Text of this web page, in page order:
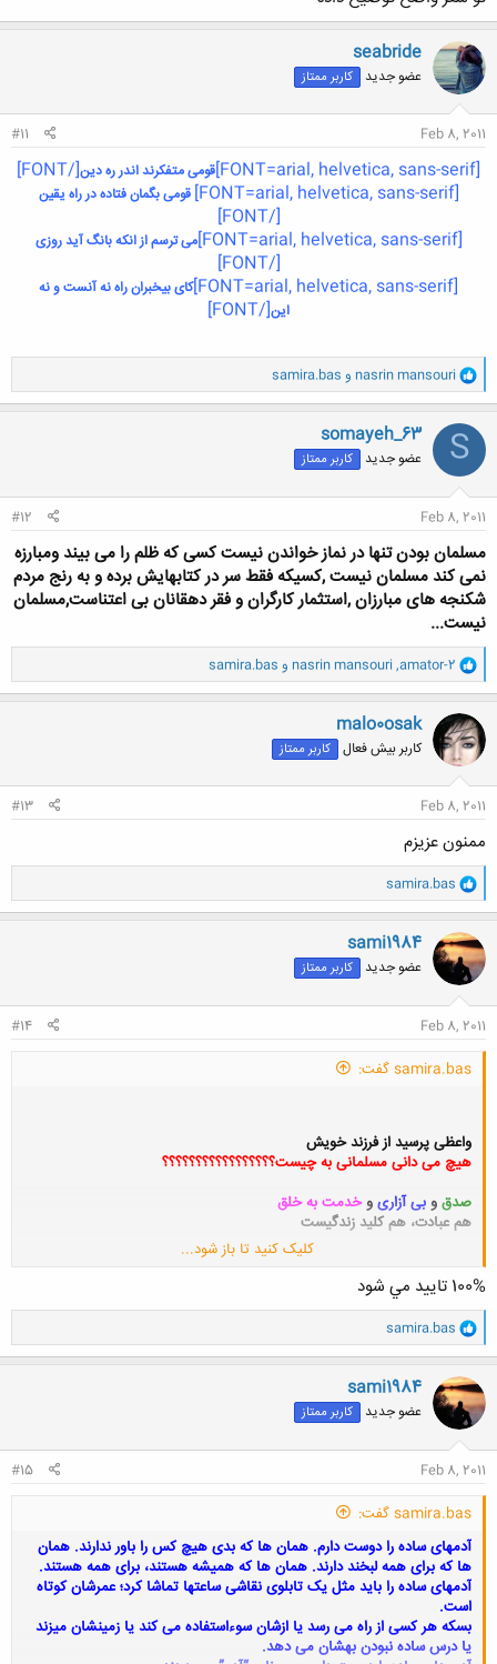
seabride
عضو جدید کاربر ممتاز
Feb 8, 2011
#11
[FONT=arial, helvetica, sans-serif] قومی متفکرند اندر ره دين[/FONT]
[FONT=arial, helvetica, sans-serif]
قومی بگمان فتاده در راه یقین
[/FONT]
[FONT=arial, helvetica, sans-serif]
می ترسم از انکه بانگ آید روزی
[/FONT]
[FONT=arial, helvetica, sans-serif]
کای بیخبران راه نه آنست و نه
این[/FONT]
و
ا
ک
ن
ش
ه
ا
nasrin mansouri و samira.bas
S
somayeh_63
عضو جدید کاربر ممتاز
Feb 8, 2011
#12
مسلمان بودن تنها در نماز خواندن نیست کسی که ظلم را می بیند ومبارزه
نمی کند مسلمان نیست ,کسیکه فقط سر در کتابهایش برده و به رنج مردم
شکنجه های مبارزان ,استثمار کارگران و فقر دهقانان بی اعتناست,مسلمان
نیست...
و
ا
ک
ن
ش
ه
ا
amator-2
,
nasrin mansouri و samira.bas
malo0osak
کاربر بیش فعال کاربر ممتاز
Feb 8, 2011
#13
ممنون عزیزم
و
ا
ک
ن
ش
ه
ا
samira.bas
sami1984
عضو جدید کاربر ممتاز
Feb 8, 2011
#14
samira.bas گفت:
واعظی پرسید از فرزند خویش
هیچ می دانی مسلمانی به چیست؟؟؟؟؟؟؟؟؟؟؟؟؟؟؟؟؟
صدقوبی آزاریوخدمت به خلق
هم عبادت، هم کلید زندگیست
یک مسلمان هست آن هم ارمنیست
کلیک کنید تا باز شود...
100% تاييد مي شود
و
ا
ک
ن
ش
ه
ا
samira.bas
sami1984
عضو جدید کاربر ممتاز
Feb 8, 2011
#15
samira.bas گفت:
آدمهای ساده را دوست دارم. همان ها که بدی هیچ کس را باور ندارند. همان
ها که برای همه لبخند دارند. همان ها که همیشه هستند، برای همه هستند.
آدمهای ساده را باید مثل یک تابلوی نقاشی ساعتها تماشا کرد؛ عمرشان کوتاه
است.
بسکه هر کسی از راه می رسد یا ازشان سوءاستفاده می کند یا زمینشان میزند
یا درس ساده نبودن بهشان می دهد.